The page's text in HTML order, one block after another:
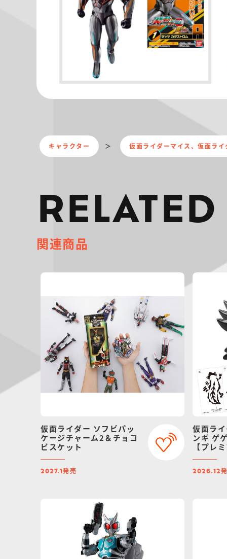
キャラクター 仮面ライダーマイス、仮面ラ
関連商品
仮面ライダー ソフビパッ
ケージチャーム2＆チョコ
ビスケット
2027.1発売
仮面ラ
ンギ ゲ
【プレ
2026.12